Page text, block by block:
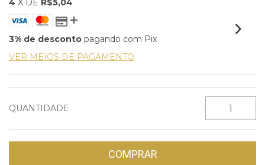
4 X DE R$5,04
3% de desconto pagando com Pix
VER MEIOS DE PAGAMENTO
QUANTIDADE